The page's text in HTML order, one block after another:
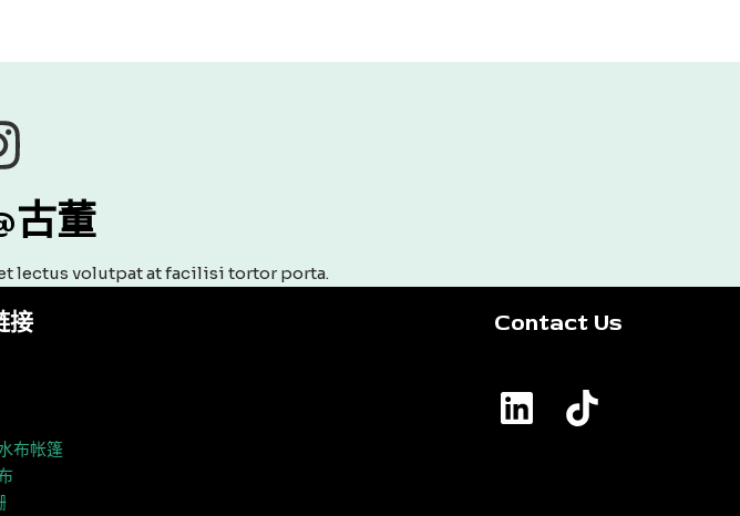
古董
lectus volutpat at facilisi tortor porta.
接
布帐篷
Contact Us